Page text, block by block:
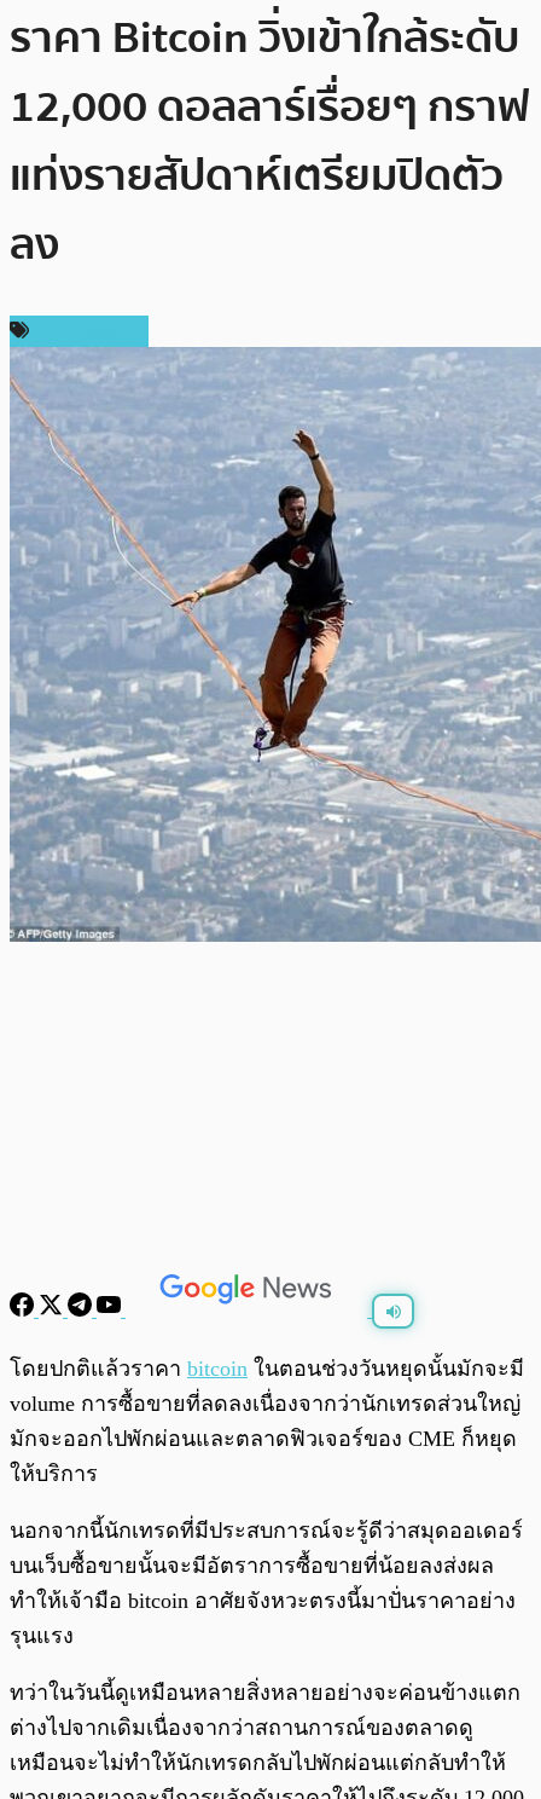
ราคา Bitcoin วิ่งเข้าใกล้ระดับ
12,000 ดอลลาร์เรื่อยๆ กราฟ
แท่งรายสัปดาห์เตรียมปิดตัว
ลง
พร้อมเล่น 0:00/ 0:00
โดยปกติแล้วราคา bitcoin ในตอนช่วงวันหยุดนั้นมักจะมี
volume การซื้อขายที่ลดลงเนื่องจากว่านักเทรดส่วนใหญ่
มักจะออกไปพักผ่อนและตลาดฟิวเจอร์ของ CME ก็หยุด
ให้บริการ
นอกจากนี้นักเทรดที่มีประสบการณ์จะรู้ดีว่าสมุดออเดอร์
บนเว็บซื้อขายนั้นจะมีอัตราการซื้อขายที่น้อยลงส่งผล
ทำให้เจ้ามือ bitcoin อาศัยจังหวะตรงนี้มาปั่นราคาอย่าง
รุนแรง
ทว่าในวันนี้ดูเหมือนหลายสิ่งหลายอย่างจะค่อนข้างแตก
ต่างไปจากเดิมเนื่องจากว่าสถานการณ์ของตลาดดู
เหมือนจะไม่ทำให้นักเทรดกลับไปพักผ่อนแต่กลับทำให้